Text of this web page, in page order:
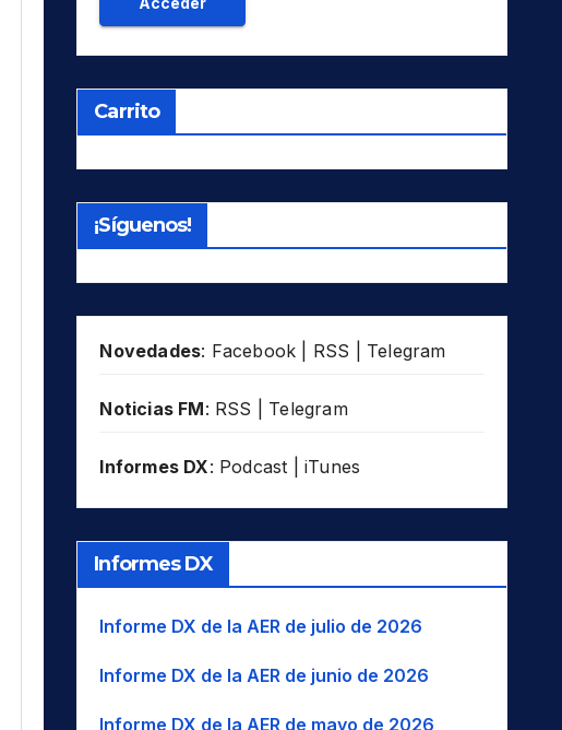
Carrito
¡Síguenos!
Novedades: Facebook RSS Telegram
Noticias FM: RSS Telegram
Informes DX: Podcast iTunes
Informes DX
Informe DX de la AER de julio de 2026
Informe DX de la AER de junio de 2026
Informe DX de la AER de mayo de 2026